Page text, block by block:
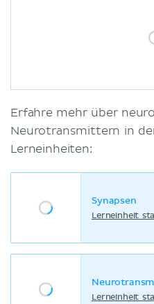
Erfahre mehr über
Neurotransmittern in
Lerneinheiten:
Synapsen
Lerneinheit
Lerneinheit